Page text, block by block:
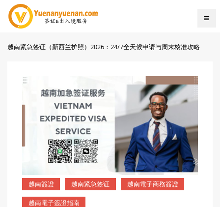
越南紧急签证（新西兰护照）2026：24/7全天候申请与周末核准攻略
越南簽證 越南紧急签证 越南電子商務簽證
越南電子簽證指南